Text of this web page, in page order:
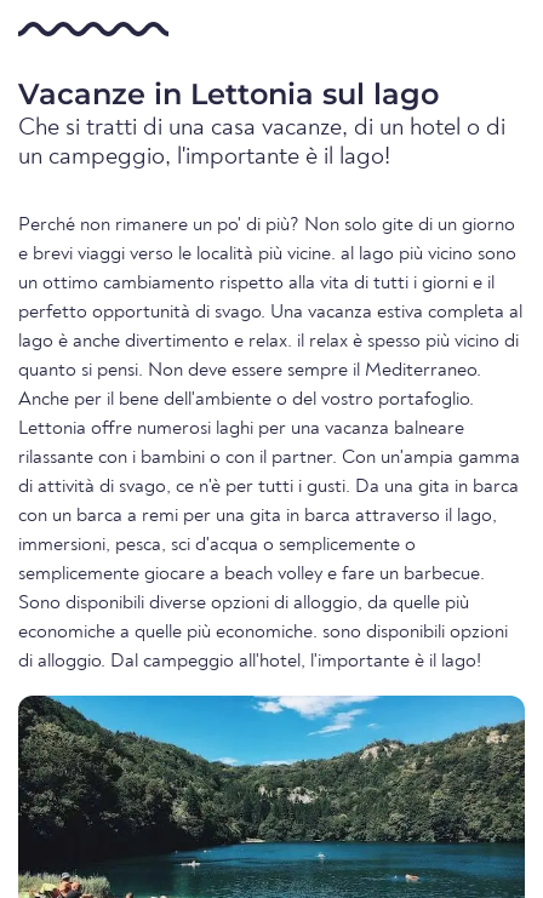
Vacanze in Lettonia sul lago
Che si tratti di una casa vacanze, di un hotel o di
un campeggio, l'importante è il lago!
Perché non rimanere un po' di più? Non solo gite di un giorno
e brevi viaggi verso le località più vicine. al lago più vicino sono
un ottimo cambiamento rispetto alla vita di tutti i giorni e il
perfetto opportunità di svago. Una vacanza estiva completa al
lago è anche divertimento e relax. il relax è spesso più vicino di
quanto si pensi. Non deve essere sempre il Mediterraneo.
Anche per il bene dell'ambiente o del vostro portafoglio.
Lettonia offre numerosi laghi per una vacanza balneare
rilassante con i bambini o con il partner. Con un'ampia gamma
di attività di svago, ce n'è per tutti i gusti. Da una gita in barca
con un barca a remi per una gita in barca attraverso il lago,
immersioni, pesca, sci d'acqua o semplicemente o
semplicemente giocare a beach volley e fare un barbecue.
Sono disponibili diverse opzioni di alloggio, da quelle più
economiche a quelle più economiche. sono disponibili opzioni
di alloggio. Dal campeggio all'hotel, l'importante è il lago!